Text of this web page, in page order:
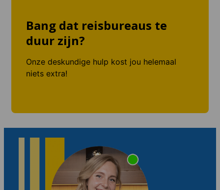
Bang dat reisbureaus te
duur zijn?
Onze deskundige hulp kost jou helemaal
niets extra!